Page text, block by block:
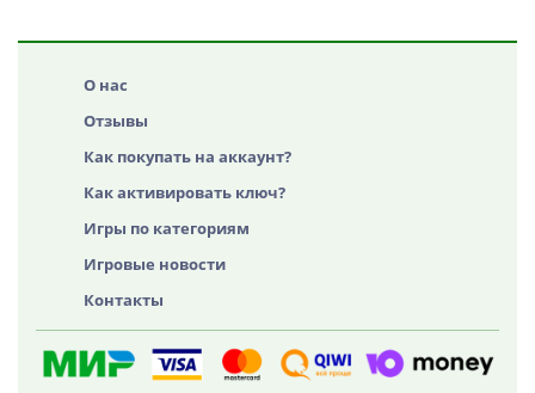
О нас
Отзывы
Как покупать на аккаунт?
Как активировать ключ?
Игры по категориям
Игровые новости
Контакты